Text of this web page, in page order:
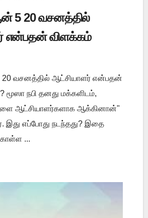
5 20 வசனத்தில்
என்பதன் விளக்கம்
20 வசனத்தில் ஆட்சியாளர் என்பதன்
நபி தனது மக்களிடம்,
ஆட்சியாளர்களாக ஆக்கினான்"
இது எப்போது நடந்தது? இதை
கொள்ள ...